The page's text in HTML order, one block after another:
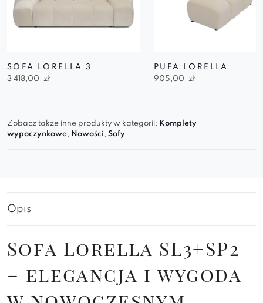
SOFA LORELLA 3
3 418,00
zł
PUFA LORELLA
905,00
zł
Zobacz także inne produkty w kategorii: Komplety
wypoczynkowe, Nowości, Sofy
Opis
Sofa Lorella SL3+SP2
– elegancja i wygoda